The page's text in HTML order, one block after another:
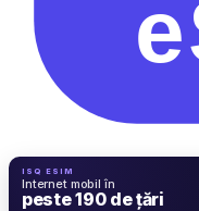
ISQ ESIM
Internet mobil în
peste 190 de țări